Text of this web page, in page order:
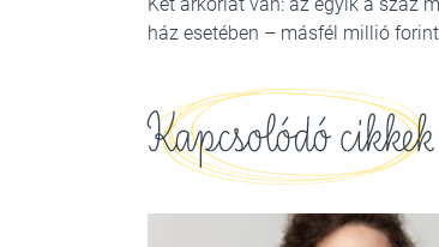
ház esetében – másfél millió
Kapcsolódó cikkek